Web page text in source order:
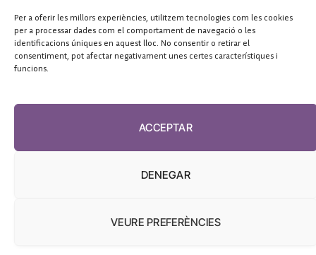
Per a oferir les millors experiències, utilitzem tecnologies com les cookies
per a processar dades com el comportament de navegació o les
identificacions úniques en aquest lloc. No consentir o retirar el
consentiment, pot afectar negativament unes certes característiques i
funcions.
ACCEPTAR
DENEGAR
VEURE PREFERÈNCIES